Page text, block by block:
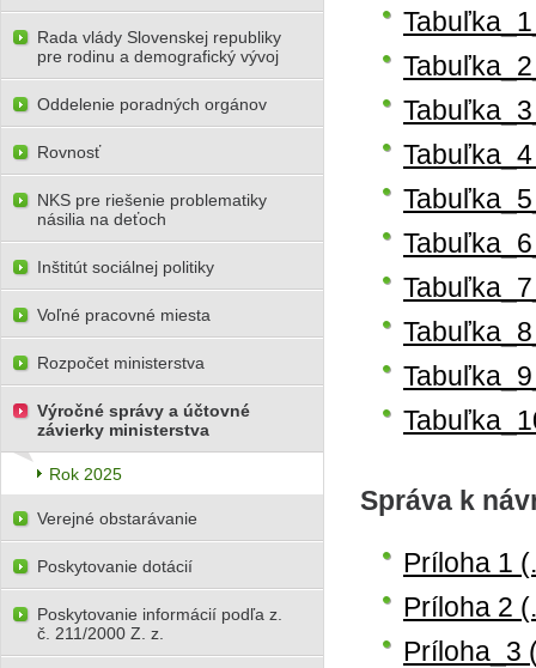
Správa k
Príloha 1
Príloha 2
Príloha_3
Rada vlády Slovenskej republiky
pre rodinu a demografický vývoj
Oddelenie poradných orgánov
Rovnosť
NKS pre riešenie problematiky
násilia na deťoch
Inštitút sociálnej politiky
Voľné pracovné miesta
Rozpočet ministerstva
Výročné správy a účtovné
závierky ministerstva
Rok 2025
Verejné obstarávanie
Poskytovanie dotácií
Poskytovanie informácií podľa z.
č. 211/2000 Z. z.